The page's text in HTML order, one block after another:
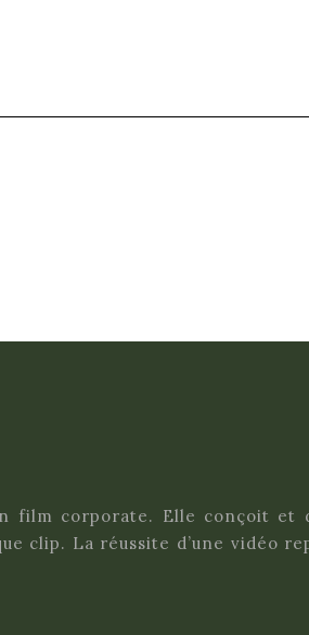
film corporate. Elle conçoit et
clip. La réussite d’une vidéo